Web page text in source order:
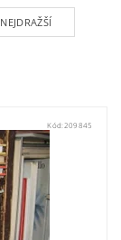
NEJDRAŽŠÍ
Kód: 209845